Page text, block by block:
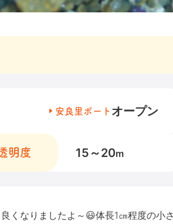
安良里ボート オープン
明度 15～20m
くなりましたよ～😃体長1㎝程度の小